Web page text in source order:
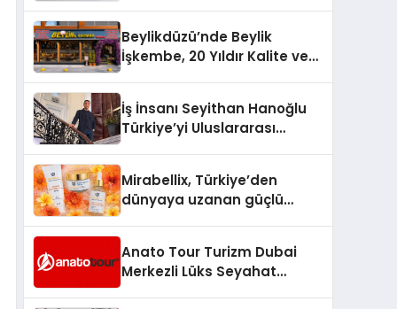
Beylikdüzü’nde Beylik
İşkembe, 20 Yıldır Kalite ve
İş İnsanı Seyithan Hanoğlu
Türkiye’yi Uluslararası
Mirabellix, Türkiye’den
dünyaya uzanan güçlü
Anato Tour Turizm Dubai
Merkezli Lüks Seyahat